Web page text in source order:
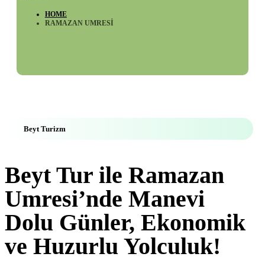
HOME
RAMAZAN UMRESI
Beyt Turizm
Beyt Tur ile Ramazan
Umresi’nde Manevi
Dolu Günler, Ekonomik
ve Huzurlu Yolculuk!